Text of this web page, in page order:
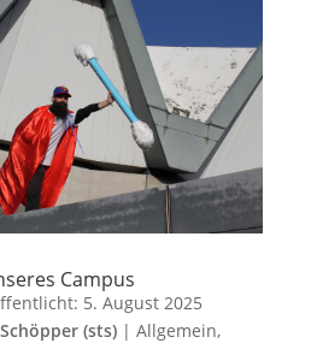
Campus
5. August 2025
(sts)| Allgemein,